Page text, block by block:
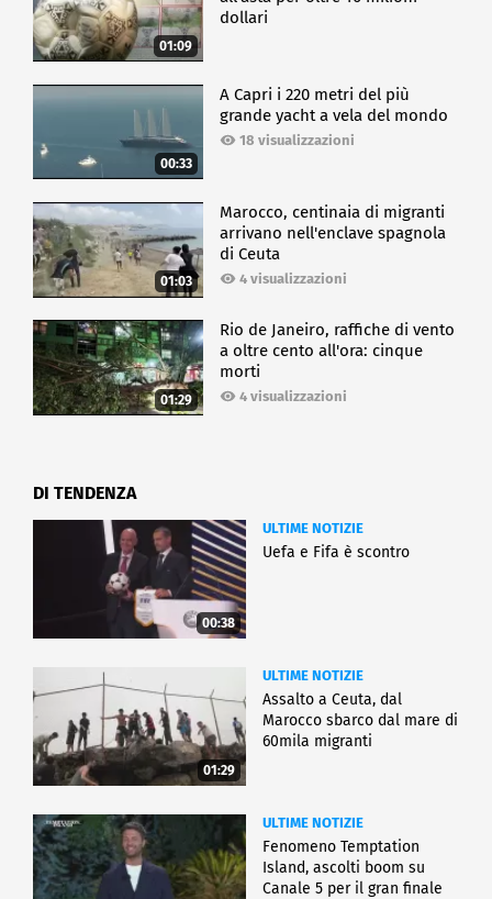
01:09
dollari
00:33
A Capri i 220 metri del più
grande yacht a vela del mondo
18 visualizzazioni
01:03
Marocco, centinaia di migranti
arrivano nell'enclave spagnola
di Ceuta
4 visualizzazioni
01:29
Rio de Janeiro, raffiche di vento
a oltre cento all'ora: cinque
morti
4 visualizzazioni
DI TENDENZA
00:38
ULTIME NOTIZIE
Uefa e Fifa è scontro
01:29
ULTIME NOTIZIE
Assalto a Ceuta, dal
Marocco sbarco dal mare di
60mila migranti
ULTIME NOTIZIE
Fenomeno Temptation
Island, ascolti boom su
Canale 5 per il gran finale